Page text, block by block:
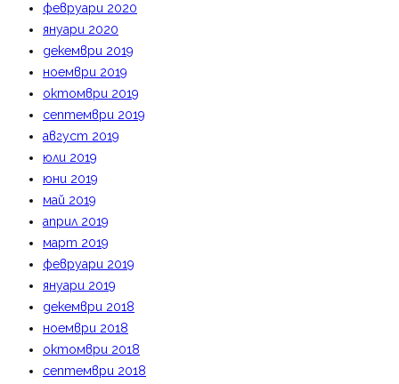
февруари 2020
януари 2020
декември 2019
ноември 2019
октомври 2019
септември 2019
август 2019
юли 2019
юни 2019
май 2019
април 2019
март 2019
февруари 2019
януари 2019
декември 2018
ноември 2018
октомври 2018
септември 2018